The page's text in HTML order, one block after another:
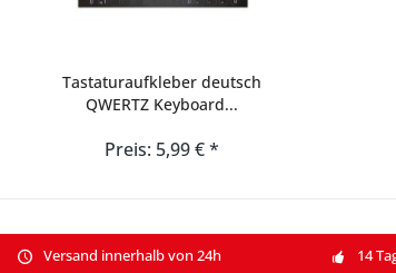
Tastaturaufkleber deutsch
QWERTZ Keyboard...
Preis: 5,99 € *
Versand innerhalb von 24h 14